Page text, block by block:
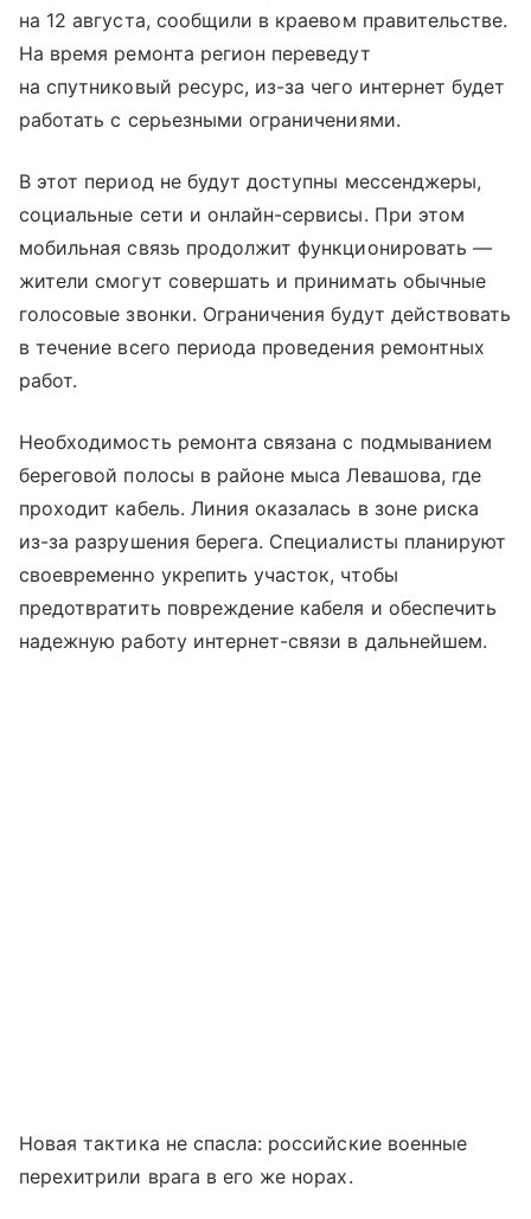
на 12 августа, сообщили в краевом правительстве.
На время ремонта регион переведут
на спутниковый ресурс, из-за чего интернет будет
работать с серьезными ограничениями.
В этот период не будут доступны мессенджеры,
социальные сети и онлайн-сервисы. При этом
мобильная связь продолжит функционировать —
жители смогут совершать и принимать обычные
голосовые звонки. Ограничения будут действовать
в течение всего периода проведения ремонтных
работ.
Необходимость ремонта связана с подмыванием
береговой полосы в районе мыса Левашова, где
проходит кабель. Линия оказалась в зоне риска
из-за разрушения берега. Специалисты планируют
своевременно укрепить участок, чтобы
предотвратить повреждение кабеля и обеспечить
надежную работу интернет-связи в дальнейшем.
Новая тактика не спасла: российские военные
перехитрили врага в его же норах.